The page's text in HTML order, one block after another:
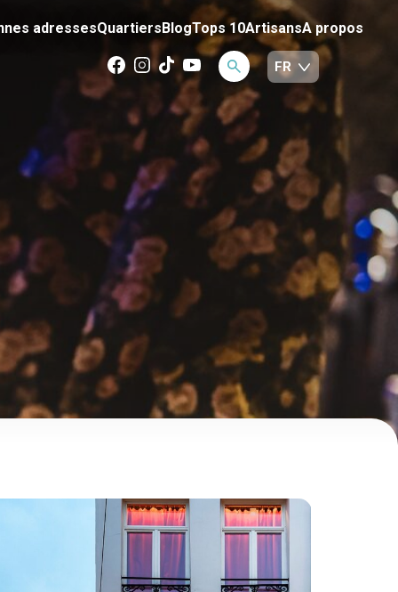
adressesQuartiersBlogTops 10ArtisansA propos